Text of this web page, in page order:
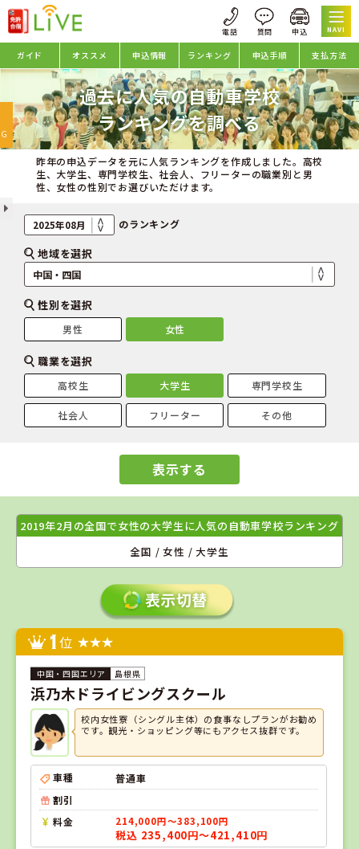
NAVI
ガイド オススメ 申込情報 ランキング 申込手順 支払方法
過去に人気の自動車学校
ランキングを調べる
昨年の申込データを元に人気ランキングを作成しました。高校
生、大学生、専門学校生、社会人、フリーターの職業別と男
性、女性の性別でお選びいただけます。
のランキング
地域を選択
性別を選択
男性 女性
職業を選択
高校生 大学生 専門学校生
社会人 フリーター その他
表示する
2019年2月の全国で女性の大学生に人気の自動車学校ランキング
全国 / 女性 / 大学生
1位
島根県
浜乃木ドライビングスクール
校内女性寮（シングル主体）の食事なしプランがお勧め
です。観光・ショッピング等にもアクセス抜群です。
車種
普通車
割引
料金
214,000円～383,100円
税込 235,400円～421,410円